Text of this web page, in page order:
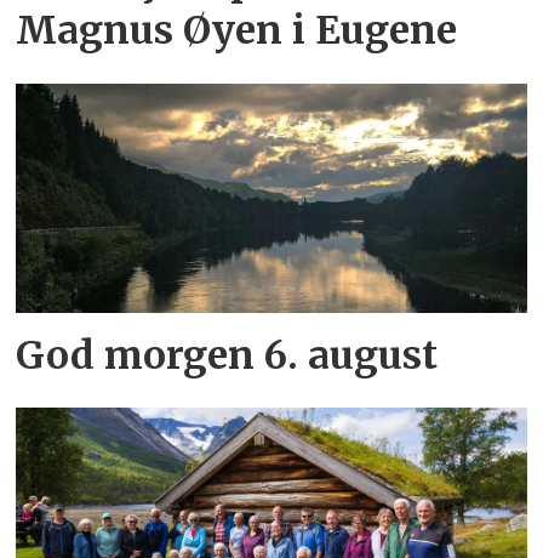
Magnus Øyen i Eugene
God morgen 6. august